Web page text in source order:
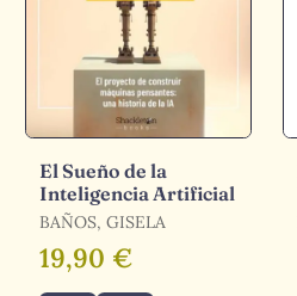
El Sueño de la
Inteligencia Artificial
BAÑOS, GISELA
19,90 €